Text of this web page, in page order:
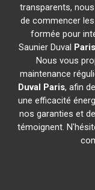
transparents,
de commencer
formée pour
Saunier Duval Paris
Nous vous
maintenance
Duval Paris, afin
une efficacité
nos garanties et
témoignent.